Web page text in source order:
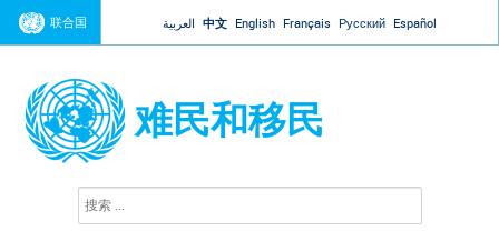
Jump to navigation
联合国 العربية 中文 English Français Русский Español
难民和移民
搜
索